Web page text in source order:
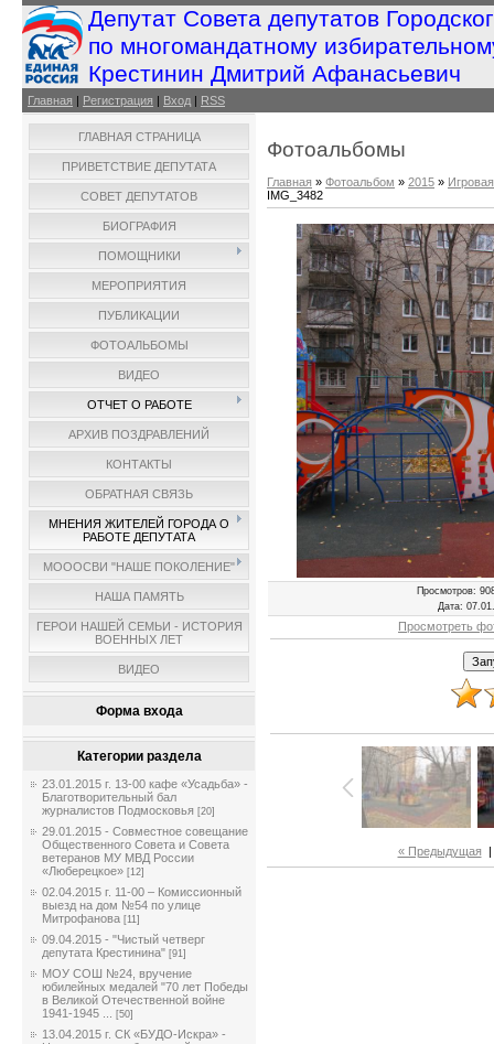
Депутат Совета депутатов
по многомандатному
Крестинин Дмитрий Афанасьевич
Главная | Регистрация | Вход | RSS
ГЛАВНАЯ СТРАНИЦА
ПРИВЕТСТВИЕ ДЕПУТАТА
СОВЕТ ДЕПУТАТОВ
БИОГРАФИЯ
ПОМОЩНИКИ
МЕРОПРИЯТИЯ
ПУБЛИКАЦИИ
ФОТОАЛЬБОМЫ
ВИДЕО
ОТЧЕТ О РАБОТЕ
АРХИВ ПОЗДРАВЛЕНИЙ
КОНТАКТЫ
ОБРАТНАЯ СВЯЗЬ
МНЕНИЯ ЖИТЕЛЕЙ ГОРОДА О
РАБОТЕ ДЕПУТАТА
МОООСВИ "НАШЕ ПОКОЛЕНИЕ"
НАША ПАМЯТЬ
ГЕРОИ НАШЕЙ СЕМЬИ - ИСТОРИЯ
ВОЕННЫХ ЛЕТ
ВИДЕО
Форма входа
Категории раздела
23.01.2015 г. 13-00 кафе «Усадьба» -
Благотворительный бал
журналистов Подмосковья [20]
29.01.2015 - Совместное совещание
Общественного Совета и Совета
ветеранов МУ МВД России
«Люберецкое» [12]
02.04.2015 г. 11-00 – Комиссионный
выезд на дом №54 по улице
Митрофанова [11]
09.04.2015 - "Чистый четверг
депутата Крестинина" [91]
МОУ СОШ №24, вручение
юбилейных медалей "70 лет Победы
в Великой Отечественной войне
1941-1945 ...
[50]
13.04.2015 г. СК «БУДО-Искра» -
Фотоальбомы
Главная » Фотоальбом » 2015 »
IMG_3482
Просмотров:
Дата:
Просмотреть
« Предыдущая |